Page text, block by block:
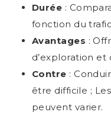
Durée :
fonction du
Avantages :
d’exploration et
Contre :
être difficile ;
peuvent varier.